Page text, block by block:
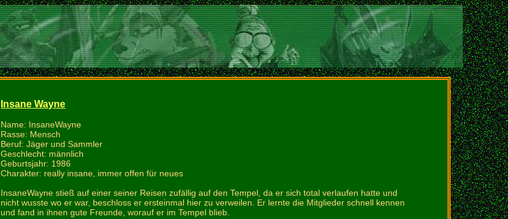
Insane Wayne
Name: InsaneWayne
Rasse: Mensch
Beruf: Jäger und Sammler
Geschlecht: männlich
Geburtsjahr: 1986
Charakter: really insane, immer offen für neues
InsaneWayne stieß auf einer seiner Reisen zufällig auf den Tempel, da er sich total verlaufen hatte und
nicht wusste wo er war, beschloss er ersteinmal hier zu verweilen. Er lernte die Mitglieder schnell kennen
und fand in ihnen gute Freunde, worauf er im Tempel blieb.